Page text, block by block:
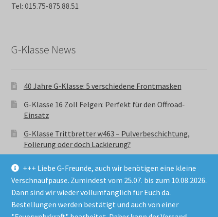
+++ Liebe G-Freunde, auch wir benötigen eine kleine
Verschnaufpause. Zumindest vom 25.07. bis zum 10.08.2026.
Dann sind wir wieder vollumfänglich für Euch da.
Bestellungen werden bestätigt und auch von einer
Tel: 015.75-875.88.51
G-Klasse News
40 Jahre G-Klasse: 5 verschiedene Frontmasken
G-Klasse 16 Zoll Felgen: Perfekt für den Offroad-
Einsatz
G-Klasse Trittbretter w463 – Pulverbeschichtung,
Folierung oder doch Lackierung?
© GParts24 - G-Klasse w463 Trittbretter, Felgen,